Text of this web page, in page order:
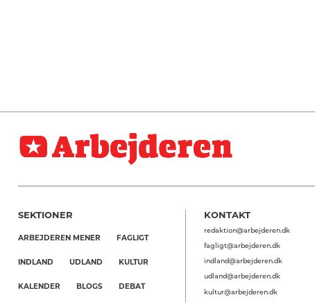
SEKTIONER
ARBEJDEREN MENER FAGLIGT
INDLAND UDLAND KULTUR
KALENDER BLOGS DEBAT
KONTAKT
redaktion@arbejderen.dk
fagligt@arbejderen.dk
indland@arbejderen.dk
udland@arbejderen.dk
kultur@arbejderen.dk